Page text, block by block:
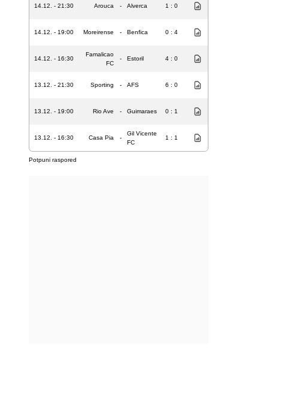
14.12. - 21:30 Arouca - Alverca 1 : 0
14.12. - 19:00 Moreirense - Benfica 0 : 4
14.12. - 16:30
Famalicao
FC
- Estoril 4 : 0
13.12. - 21:30 Sporting - AFS 6 : 0
13.12. - 19:00 Rio Ave - Guimaraes 0 : 1
13.12. - 16:30 Casa Pia -
Gil Vicente
FC
1 : 1
Potpuni raspored